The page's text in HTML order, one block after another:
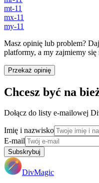
mt-11
mx-11
my-11
Masz opinię lub problem?
platformy, a my zajmiemy się
Przekaż opinię
Chcesz być na
Dołącz do listy e-mailowej
Imię i nazwisko
E-mail
Subskrybuj
DivMagic